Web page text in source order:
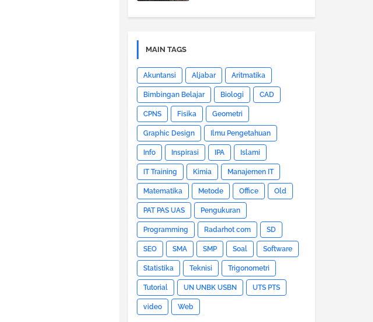
MAIN TAGS
Akuntansi Aljabar Aritmatika
Bimbingan Belajar Biologi CAD
CPNS Fisika Geometri
Graphic Design Ilmu Pengetahuan
Info Inspirasi IPA Islami
IT Training Kimia Manajemen IT
Matematika Metode Office Old
PAT PAS UAS Pengukuran
Programming Radarhot com SD
SEO SMA SMP Soal Software
Statistika Teknisi Trigonometri
Tutorial UN UNBK USBN UTS PTS
video Web